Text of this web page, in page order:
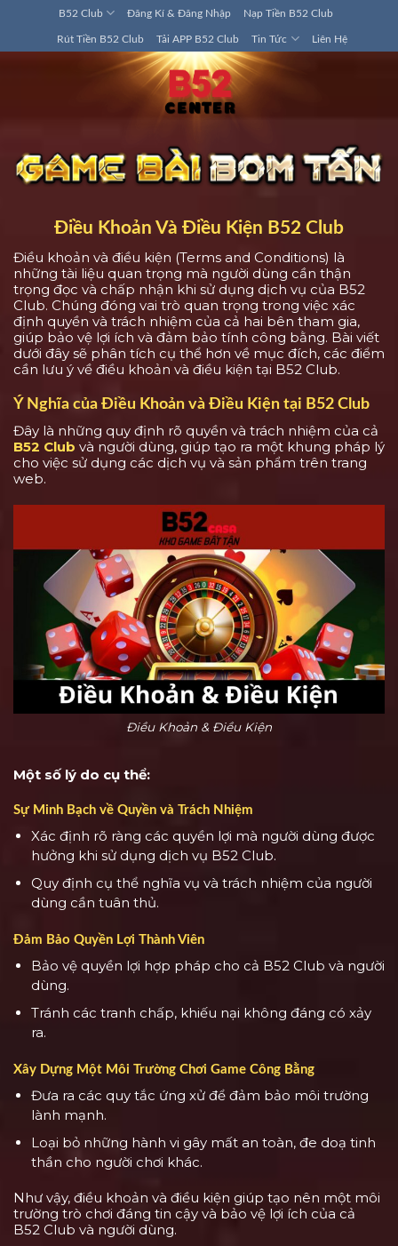
nội
B52 Club Đăng Kí & Đăng Nhập Nạp Tiền B52 Club
Rút Tiền B52 Club Tải APP B52 Club Tin Tức Liên Hệ
Điều Khoản Và Điều Kiện B52 Club
Điều khoản và điều kiện (Terms and Conditions) là
những tài liệu quan trọng mà người dùng cần thận
trọng đọc và chấp nhận khi sử dụng dịch vụ của B52
Club. Chúng đóng vai trò quan trọng trong việc xác
định quyền và trách nhiệm của cả hai bên tham gia,
giúp bảo vệ lợi ích và đảm bảo tính công bằng. Bài viết
dưới đây sẽ phân tích cụ thể hơn về mục đích, các điểm
cần lưu ý về điều khoản và điều kiện tại B52 Club.
Ý Nghĩa của Điều Khoản và Điều Kiện tại B52 Club
Đây là những quy định rõ quyền và trách nhiệm của cả
B52 Club và người dùng, giúp tạo ra một khung pháp lý
cho việc sử dụng các dịch vụ và sản phẩm trên trang
web.
Điều Khoản & Điều Kiện
Một số lý do cụ thể:
Sự Minh Bạch về Quyền và Trách Nhiệm
Xác định rõ ràng các quyền lợi mà người dùng được
hưởng khi sử dụng dịch vụ B52 Club.
Quy định cụ thể nghĩa vụ và trách nhiệm của người
dùng cần tuân thủ.
Đảm Bảo Quyền Lợi Thành Viên
Bảo vệ quyền lợi hợp pháp cho cả B52 Club và người
dùng.
Tránh các tranh chấp, khiếu nại không đáng có xảy
ra.
Xây Dựng Một Môi Trường Chơi Game Công Bằng
Đưa ra các quy tắc ứng xử để đảm bảo môi trường
lành mạnh.
Loại bỏ những hành vi gây mất an toàn, đe doạ tinh
thần cho người chơi khác.
Như vậy, điều khoản và điều kiện giúp tạo nên một môi
trường trò chơi đáng tin cậy và bảo vệ lợi ích của cả
B52 Club và người dùng.